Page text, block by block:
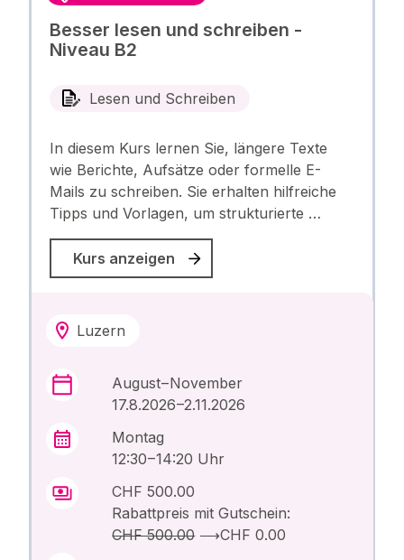
Besser lesen und schreiben -
Niveau B2
Lesen und Schreiben
In diesem Kurs lernen Sie, längere Texte
wie Berichte, Aufsätze oder formelle E-
Mails zu schreiben. Sie erhalten hilfreiche
Tipps und Vorlagen, um strukturierte …
Kurs anzeigen
Luzern
August – November
17.8.2026 –2.11.2026
Montag
12:30 – 14:20 Uhr
CHF 500.00
Rabattpreis mit Gutschein:
CHF 500.00⟶CHF 0.00